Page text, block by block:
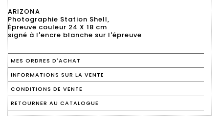
ARIZONA
Photographie Station Shell,
Épreuve couleur 24 X 18 cm
signé à l'encre blanche sur l'épreuve
MES ORDRES D'ACHAT
INFORMATIONS SUR LA VENTE
CONDITIONS DE VENTE
RETOURNER AU CATALOGUE